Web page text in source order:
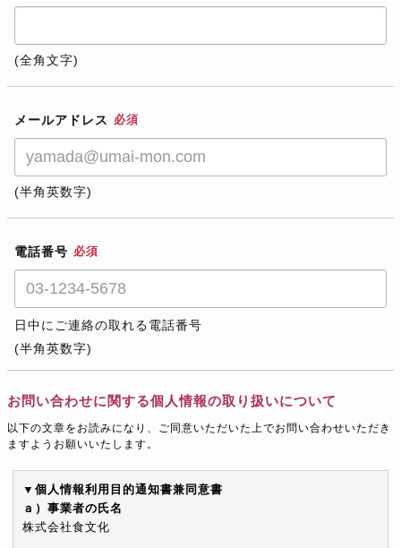
(全角文字)
メールアドレス 必須
(半角英数字)
電話番号 必須
日中にご連絡の取れる電話番号
(半角英数字)
お問い合わせに関する個人情報の取り扱いについて
以下の文章をお読みになり、ご同意いただいた上でお問い合わせいただき
ますようお願いいたします。
▼個人情報利用目的通知書兼同意書
ａ）事業者の氏名
株式会社食文化